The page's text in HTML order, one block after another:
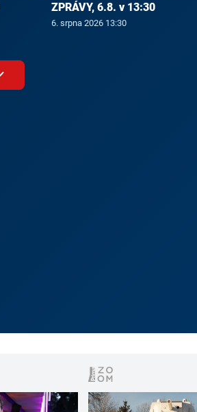
ZPRÁVY, 6.8. v 13:30
6. srpna 2026 13:30